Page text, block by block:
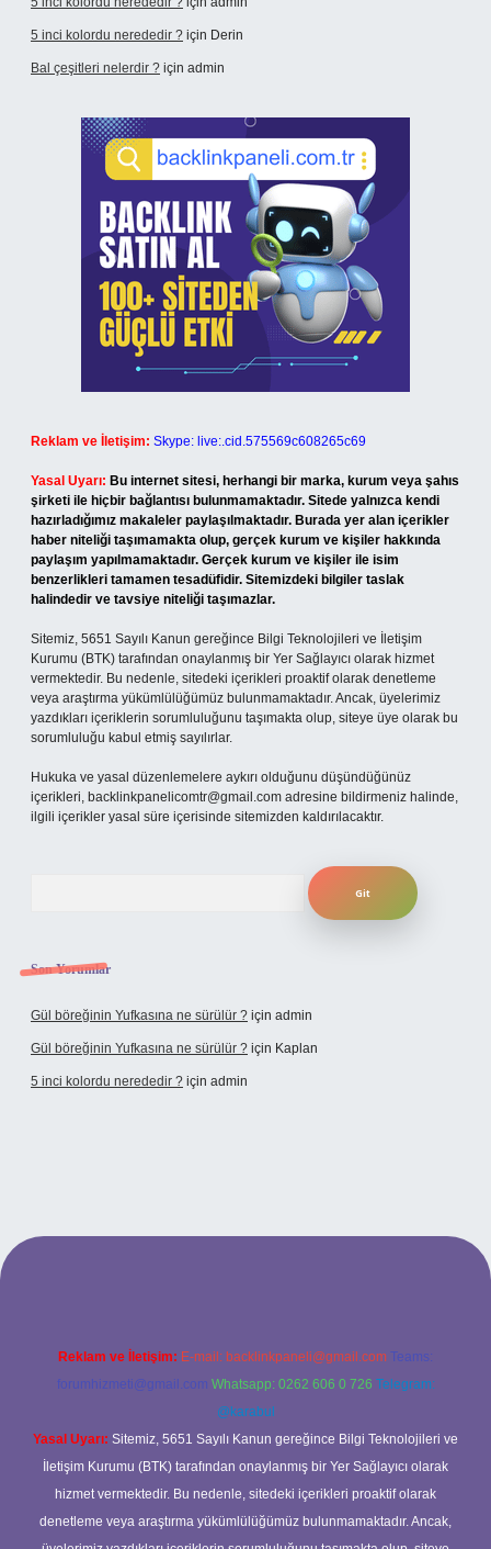
5 inci kolordu nerededir ? için Derin
Bal çeşitleri nelerdir ? için admin
Reklam ve İletişim: Skype: live:.cid.575569c608265c69
Yasal Uyarı: Bu internet sitesi, herhangi bir marka, kurum veya şahıs
şirketi ile hiçbir bağlantısı bulunmamaktadır. Sitede yalnızca kendi
hazırladığımız makaleler paylaşılmaktadır. Burada yer alan içerikler
haber niteliği taşımamakta olup, gerçek kurum ve kişiler hakkında
paylaşım yapılmamaktadır. Gerçek kurum ve kişiler ile isim
benzerlikleri tamamen tesadüfidir. Sitemizdeki bilgiler taslak
halindedir ve tavsiye niteliği taşımazlar.
Sitemiz, 5651 Sayılı Kanun gereğince Bilgi Teknolojileri ve İletişim
Kurumu (BTK) tarafından onaylanmış bir Yer Sağlayıcı olarak hizmet
vermektedir. Bu nedenle, sitedeki içerikleri proaktif olarak denetleme
veya araştırma yükümlülüğümüz bulunmamaktadır. Ancak, üyelerimiz
yazdıkları içeriklerin sorumluluğunu taşımakta olup, siteye üye olarak bu
sorumluluğu kabul etmiş sayılırlar.
Hukuka ve yasal düzenlemelere aykırı olduğunu düşündüğünüz
içerikleri, backlinkpanelicomtr@gmail.com adresine bildirmeniz halinde,
ilgili içerikler yasal süre içerisinde sitemizden kaldırılacaktır.
Son Yorumlar
Gül böreğinin Yufkasına ne sürülür ? için admin
Gül böreğinin Yufkasına ne sürülür ? için Kaplan
5 inci kolordu nerededir ? için admin
Reklam ve İletişim: E-mail: backlinkpaneli@gmail.com Teams:
forumhizmeti@gmail.com Whatsapp: 0262 606 0 726 Telegram:
@karabul
Yasal Uyarı: Sitemiz, 5651 Sayılı Kanun gereğince Bilgi Teknolojileri ve
İletişim Kurumu (BTK) tarafından onaylanmış bir Yer Sağlayıcı olarak
hizmet vermektedir. Bu nedenle, sitedeki içerikleri proaktif olarak
denetleme veya araştırma yükümlülüğümüz bulunmamaktadır. Ancak,